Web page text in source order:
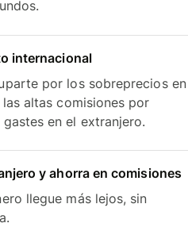
internacional
por los sobreprecios en
altas comisiones por
en el extranjero.
y ahorra en comisiones
llegue más lejos, sin